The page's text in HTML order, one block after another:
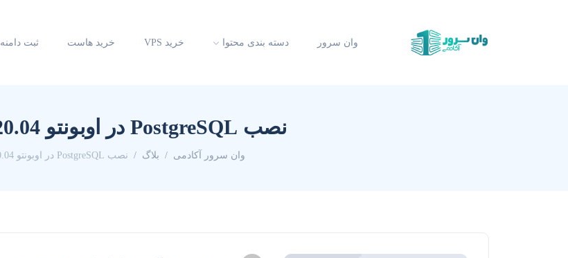
وان سرور دسته بندی محتوا خرید VPS خرید هاست ثبت دامنه
نصب PostgreSQL در اوبونتو 20.04 Ubuntu
وان سرور آکادمی بلاگ نصب PostgreSQL در اوبونتو 20.04 Ubuntu